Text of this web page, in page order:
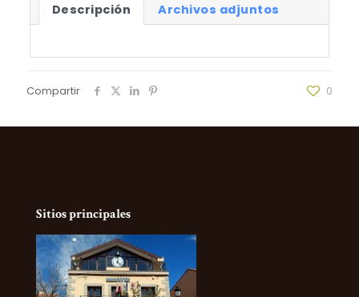
Descripción Archivos adjuntos
Compartir 0
Sitios principales